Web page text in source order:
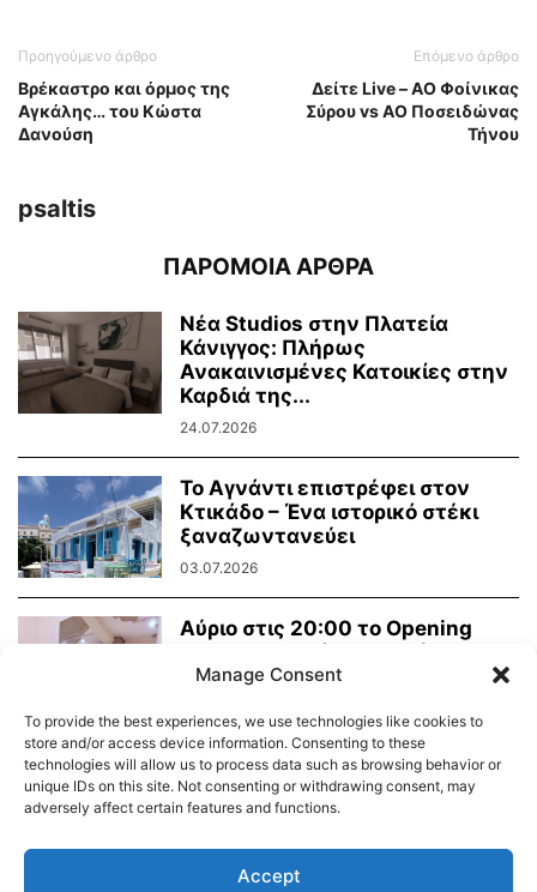
Προηγούμενο άρθρο
Βρέκαστρο και όρμος της
Αγκάλης… του Κώστα
Δανούση
Επόμενο άρθρο
Δείτε Live – ΑΟ Φοίνικας
Σύρου vs ΑΟ Ποσειδώνας
Τήνου
psaltis
ΠΑΡΟΜΟΙΑ ΑΡΘΡΑ
Νέα Studios στην Πλατεία
Κάνιγγος: Πλήρως
Ανακαινισμένες Κατοικίες στην
Καρδιά της...
24.07.2026
Το Αγνάντι επιστρέφει στον
Κτικάδο – Ένα ιστορικό στέκι
ξαναζωντανεύει
03.07.2026
Αύριο στις 20:00 το Opening
Party του «εσύ» στην Τήνο!
15.06.2026
Δημοτικό Λιμενικό Ταμείο Τήνου – Άνδρου
Manage Consent
To provide the best experiences, we use technologies like cookies to
store and/or access device information. Consenting to these
technologies will allow us to process data such as browsing behavior or
unique IDs on this site. Not consenting or withdrawing consent, may
adversely affect certain features and functions.
Accept